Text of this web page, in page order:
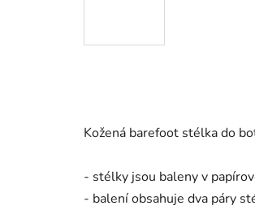
Kožená barefoot stélka do
- stélky jsou baleny v
- balení obsahuje dva páry